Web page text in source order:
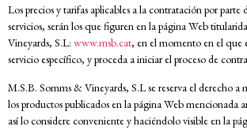
Los precios y tarifas aplicables a la contratación por parte
servicios, serán los que figuren en la página Web
Vineyards, S.L: www.msb.cat, en el momento en el que
servicio específico, y proceda a iniciar el proceso de
M.S.B. Somms & Vineyards, S.L se reserva el derecho a
los productos publicados en la página Web mencionada
así lo considere conveniente y haciéndolo visible en la